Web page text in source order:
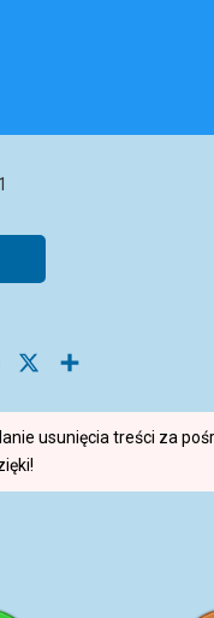
1
Skype
usunięcia treści za